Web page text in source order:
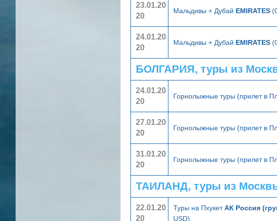
23.01.20
20
Мальдивы + Дубай EMIRATES
24.01.20
20
Мальдивы + Дубай EMIRATES
БОЛГАРИЯ, туры из
24.01.20
20
Горнолыжные туры (прилет в
27.01.20
20
Горнолыжные туры (прилет в
31.01.20
20
Горнолыжные туры (прилет в
ТАИЛАНД, туры из
22.01.20
20
Туры на ПхукетАК Россия
USD)